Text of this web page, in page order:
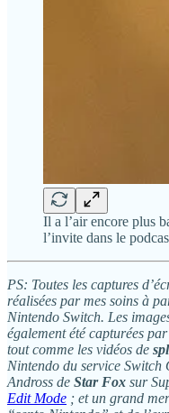
Il a l’air encore plus
l’invite dans le
PS: Toutes les captures
réalisées par mes soins à
Nintendo Switch. Les
également été capturées
tout comme les vidéos de
Nintendo du service Switch
Andross de Star Fox sur
Edit Mode ; et un grand